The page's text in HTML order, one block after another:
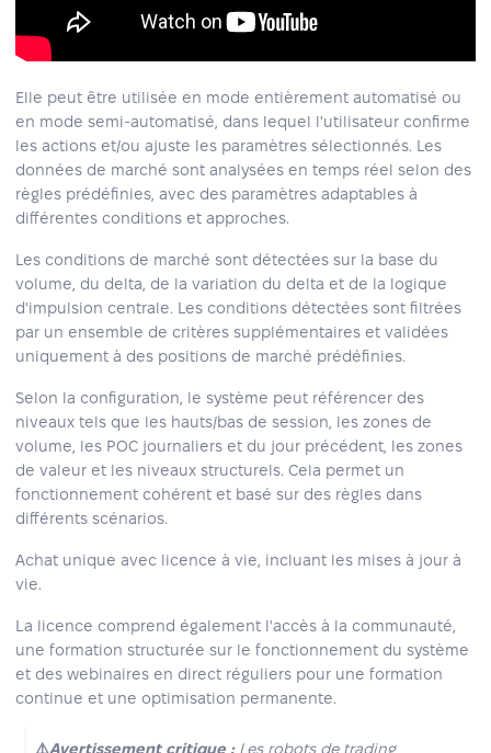
Elle peut être utilisée en mode entièrement automatisé ou
en mode semi-automatisé, dans lequel l'utilisateur confirme
les actions et/ou ajuste les paramètres sélectionnés. Les
données de marché sont analysées en temps réel selon des
règles prédéfinies, avec des paramètres adaptables à
différentes conditions et approches.
Les conditions de marché sont détectées sur la base du
volume, du delta, de la variation du delta et de la logique
d'impulsion centrale. Les conditions détectées sont filtrées
par un ensemble de critères supplémentaires et validées
uniquement à des positions de marché prédéfinies.
Selon la configuration, le système peut référencer des
niveaux tels que les hauts/bas de session, les zones de
volume, les POC journaliers et du jour précédent, les zones
de valeur et les niveaux structurels. Cela permet un
fonctionnement cohérent et basé sur des règles dans
différents scénarios.
Achat unique avec licence à vie, incluant les mises à jour à
vie.
La licence comprend également l'accès à la communauté,
une formation structurée sur le fonctionnement du système
et des webinaires en direct réguliers pour une formation
continue et une optimisation permanente.
⚠️Avertissement critique :Les robots de trading